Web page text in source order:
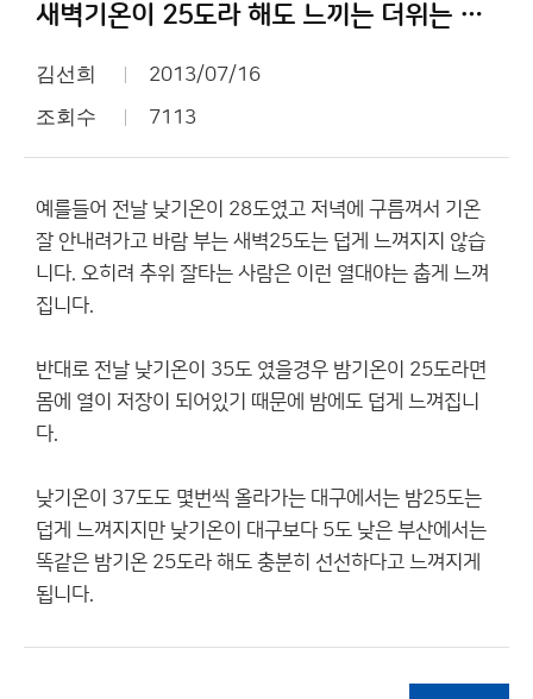
새벽기온이 25도라 해도 느끼는 더위는 다르죠.
김선희 2013/07/16
조회수 7113
예를들어 전날 낮기온이 28도였고 저녁에 구름껴서 기온
잘 안내려가고 바람 부는 새벽25도는 덥게 느껴지지 않습
니다. 오히려 추위 잘타는 사람은 이런 열대야는 춥게 느껴
집니다.
반대로 전날 낮기온이 35도 였을경우 밤기온이 25도라면
몸에 열이 저장이 되어있기 때문에 밤에도 덥게 느껴집니
다.
낮기온이 37도도 몇번씩 올라가는 대구에서는 밤25도는
덥게 느껴지지만 낮기온이 대구보다 5도 낮은 부산에서는
똑같은 밤기온 25도라 해도 충분히 선선하다고 느껴지게
됩니다.